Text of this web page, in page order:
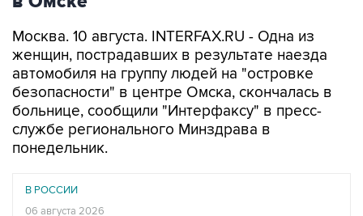
Москва. 10 августа. INTERFAX.RU - Одна из
женщин, пострадавших в результате наезда
автомобиля на группу людей на "островке
безопасности" в центре Омска, скончалась в
больнице, сообщили "Интерфаксу" в пресс-
службе регионального Минздрава в
понедельник.
В РОССИИ
06 августа 2026